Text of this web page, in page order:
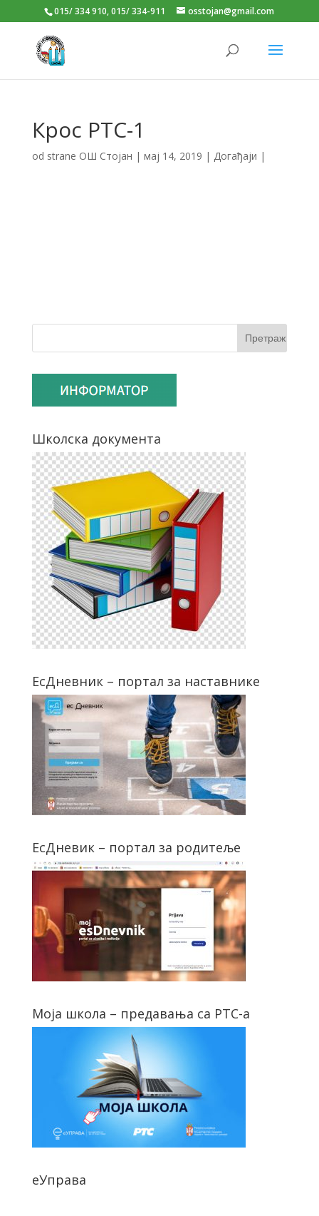
015/ 334 910, 015/ 334-911 osstojan@gmail.com
Крос РТС-1
od strane ОШ Стојан | мај 14, 2019 | Догађаји |
Школска документа
ЕсДневник – портал за наставнике
ЕсДневик – портал за родитеље
Моја школа – предавања са РТС-а
еУправа